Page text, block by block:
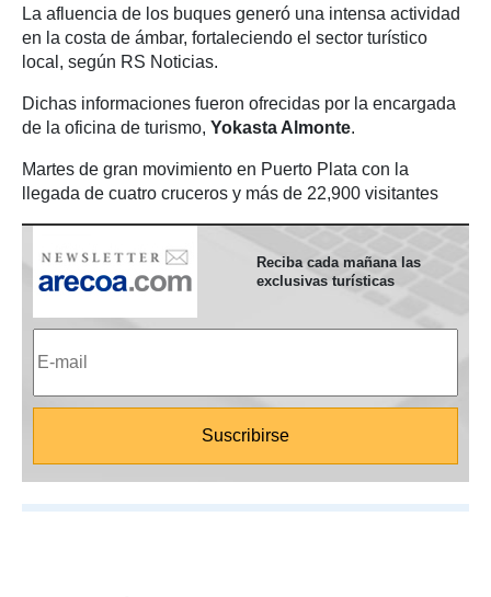
La afluencia de los buques generó una intensa actividad
en la costa de ámbar, fortaleciendo el sector turístico
local, según RS Noticias.
Dichas informaciones fueron ofrecidas por la encargada
de la oficina de turismo, Yokasta Almonte.
Martes de gran movimiento en Puerto Plata con la
llegada de cuatro cruceros y más de 22,900 visitantes
Reciba cada mañana las
exclusivas turísticas